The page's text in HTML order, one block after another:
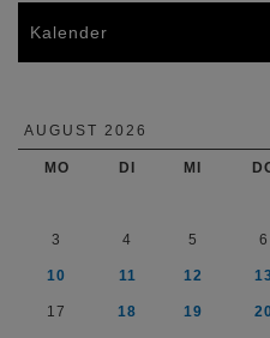
Kalender
AUGUST 2026
MO DI MI
3 4 5 6
10 11 12
17 18 19 20